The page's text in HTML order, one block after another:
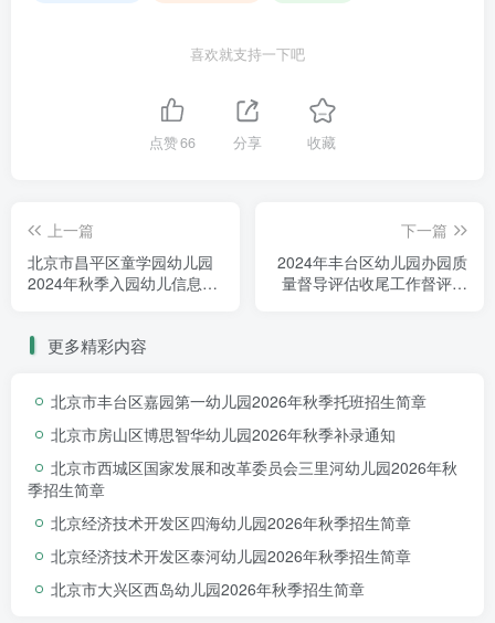
喜欢就支持一下吧
点赞66 分享 收藏
上一篇
北京市昌平区童学园幼儿园
2024年秋季入园幼儿信息登
下一篇
2024年丰台区幼儿园办园质
量督导评估收尾工作督评结
更多精彩内容
北京市丰台区嘉园第一幼儿园2026年秋季托班招生简章
北京市房山区博思智华幼儿园2026年秋季补录通知
北京市西城区国家发展和改革委员会三里河幼儿园2026年秋
季招生简章
北京经济技术开发区四海幼儿园2026年秋季招生简章
北京经济技术开发区泰河幼儿园2026年秋季招生简章
北京市大兴区西岛幼儿园2026年秋季招生简章